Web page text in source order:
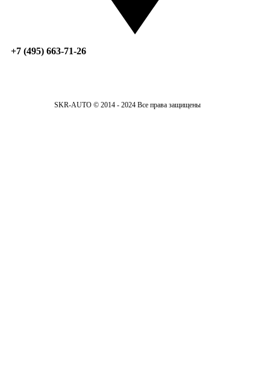
+7 (495) 663-71-26
SKR-AUTO © 2014 - 2024 Все права защищены